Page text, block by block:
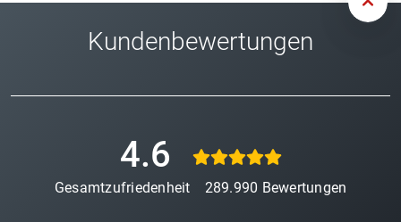
Kundenbewertungen
4.6
Gesamtzufriedenheit 289.990 Bewertungen